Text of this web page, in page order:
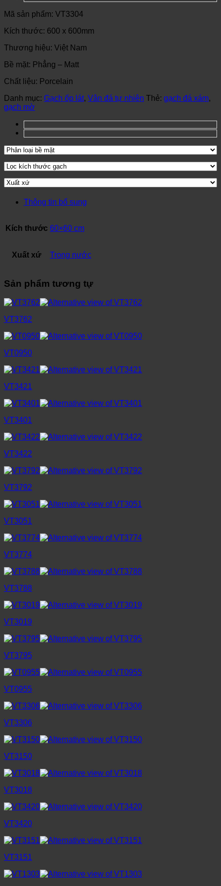
Mã sản phẩm: VT3304
Kích thước: 600 x 600mm
Thương hiệu: Việt Nam
Bề mặt: Phẳng – Matt
Chất liệu: Porcelain
Danh mục: Gạch ốp lát, Vân đá tự nhiên Thẻ: gạch đá xám,
gạch mờ
Thông tin bổ sung
Kích thước 60×60 cm
Xuất xứ Trong nước
Sản phẩm tương tự
VT3762
VT0950
VT3421
VT3401
VT3422
VT3792
VT3051
VT3774
VT3788
VT3019
VT3795
VT0955
VT3306
VT3150
VT3018
VT3420
VT3151